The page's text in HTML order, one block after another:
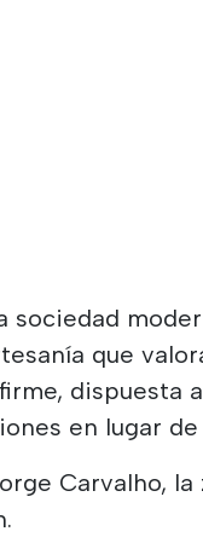
sociedad
que
dispuesta
en lugar
Carvalho,